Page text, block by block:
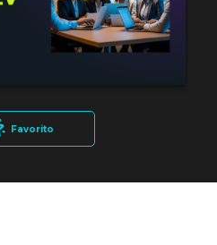
Favorito